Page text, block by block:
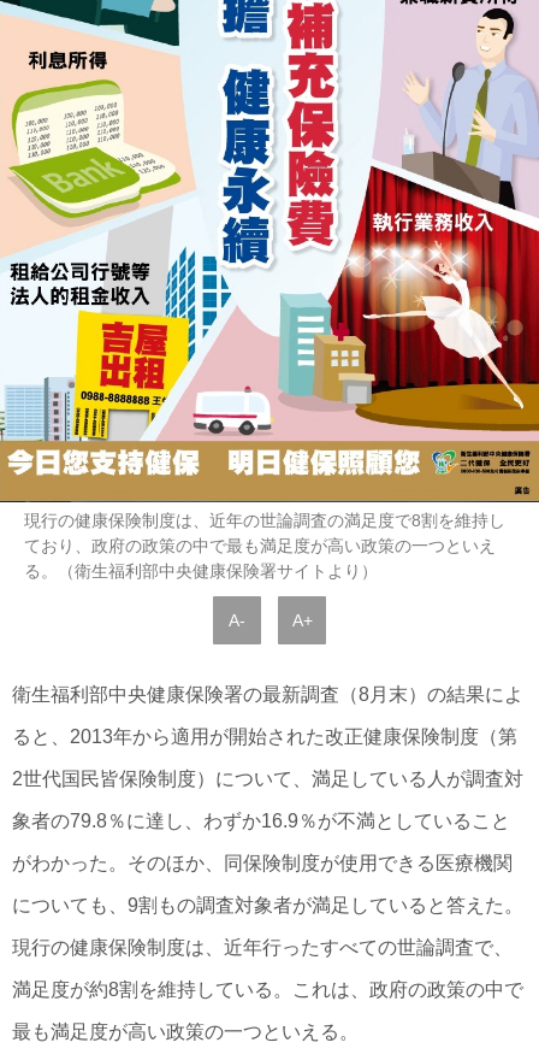
現行の健康保険制度は、近年の世論調査の満足度で8割を維持し
ており、政府の政策の中で最も満足度が高い政策の一つといえ
る。（衛生福利部中央健康保険署サイトより）
A- A+
衛生福利部中央健康保険署の最新調査（8月末）の結果によ
ると、2013年から適用が開始された改正健康保険制度（第
2世代国民皆保険制度）について、満足している人が調査対
象者の79.8％に達し、わずか16.9％が不満としていること
がわかった。そのほか、同保険制度が使用できる医療機関
についても、9割もの調査対象者が満足していると答えた。
現行の健康保険制度は、近年行ったすべての世論調査で、
満足度が約8割を維持している。これは、政府の政策の中で
最も満足度が高い政策の一つといえる。